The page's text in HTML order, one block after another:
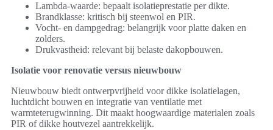
Lambda-waarde: bepaalt isolatieprestatie per dikte.
Brandklasse: kritisch bij steenwol en PIR.
Vocht- en dampgedrag: belangrijk voor platte daken en
zolders.
Drukvastheid: relevant bij belaste dakopbouwen.
Isolatie voor renovatie versus nieuwbouw
Nieuwbouw biedt ontwerpvrijheid voor dikke isolatielagen,
luchtdicht bouwen en integratie van ventilatie met
warmteterugwinning. Dit maakt hoogwaardige materialen zoals
PIR of dikke houtvezel aantrekkelijk.